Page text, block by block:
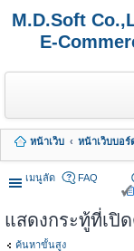
M.D.Soft
E-
หน้าเว็บ
หน้าเว็บบอร์
เมนูลัด
FAQ
แสดงกระทู้ที่เปิ
ค้นหาขั้นสูง